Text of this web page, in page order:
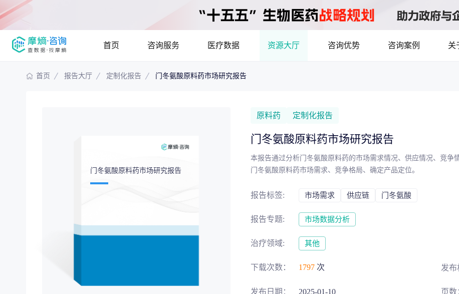
首页 咨询服务
提供疾病领域品种调研、品种立项等服务
分析市场现状，洞察行业趋势 了解目标领域和市场情况，
解码生物医药资本价值，赋能精准投资决策
募投项目可行性论证 交易风险把控
医疗数据 资源大厅 咨询优势 咨询案例 关
首页 报告大厅 定制化报告 门冬氨酸原料药市场研究报告
门冬氨酸原料药市场研究报告
原料药 定制化报告
门冬氨酸原料药市场研究报告
本报告通过分析门冬氨酸原料药的市场需求情况、供应情况、竞
门冬氨酸原料药市场需求、竞争格局、确定产品定位。
报告标签: 市场需求 供应链 门冬氨酸
报告专题: 市场数据分析
治疗领域: 其他
下载次数： 1797 次 发布
发布日期： 2025-01-10 页数